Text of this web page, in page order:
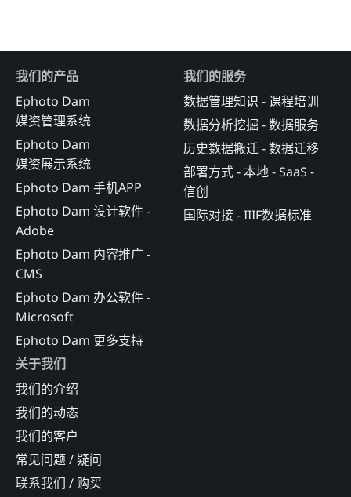
我们的产品
Ephoto Dam
媒资管理系统
Ephoto Dam
媒资展示系统
Ephoto Dam 手机APP
Ephoto Dam 设计软件 -
Adobe
Ephoto Dam 内容推广 -
CMS
Ephoto Dam 办公软件 -
Microsoft
Ephoto Dam 更多支持
我们的服务
数据管理知识 - 课程培训
数据分析挖掘 - 数据服务
历史数据搬迁 - 数据迁移
部署方式 - 本地 - SaaS -
信创
国际对接 - IIIF数据标准
关于我们
我们的介绍
我们的动态
我们的客户
常见问题 / 疑问
联系我们 / 购买